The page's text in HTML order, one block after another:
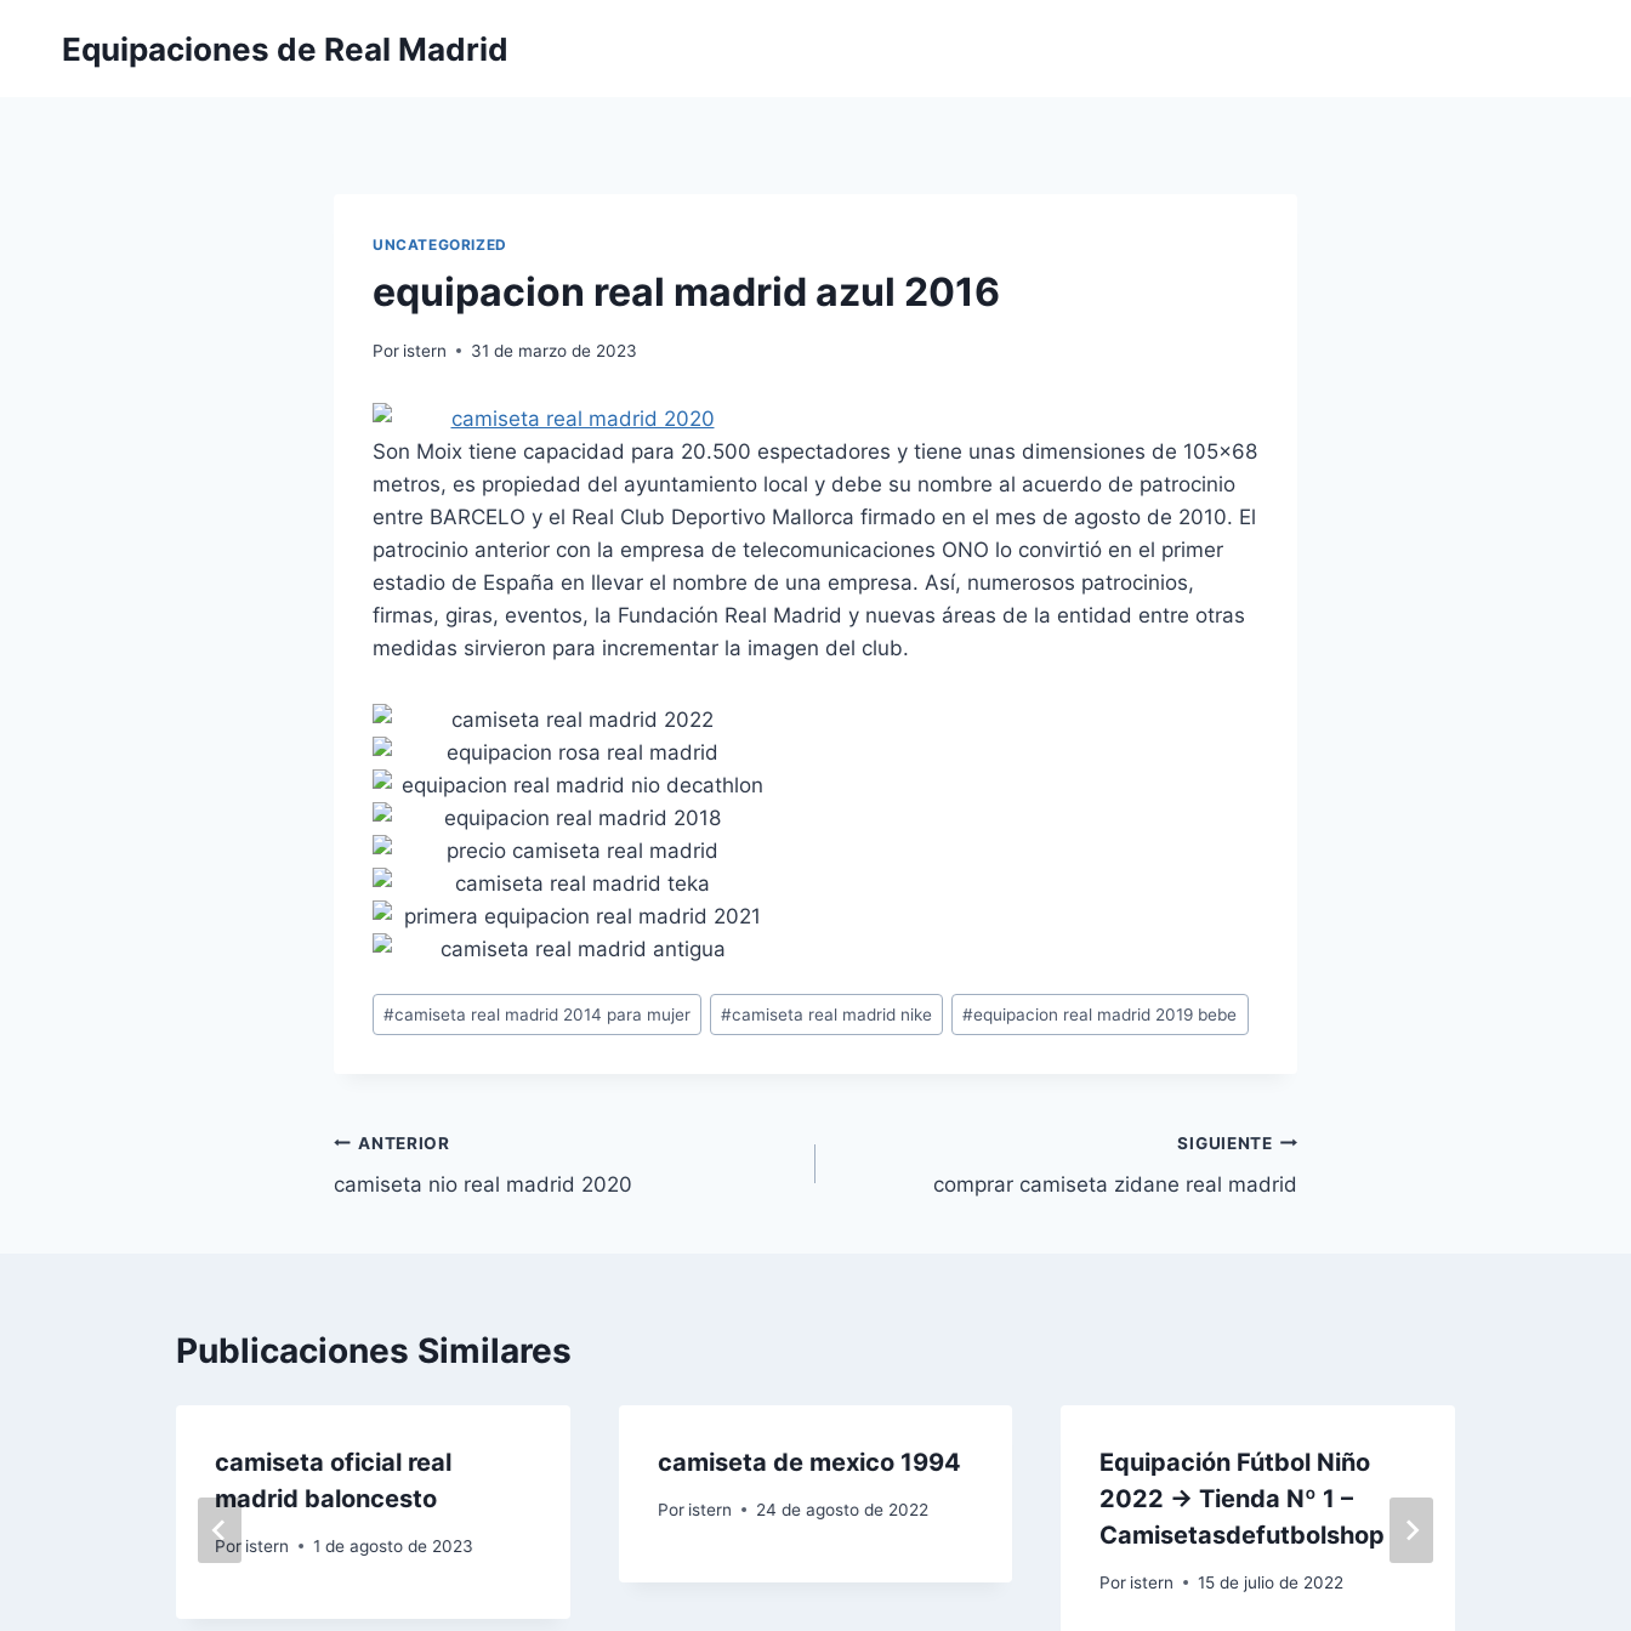
Equipaciones de Real Madrid
UNCATEGORIZED
equipacion real madrid azul 2016
Por istern 31 de marzo de 2023
Son Moix tiene capacidad para 20.500 espectadores y tiene unas dimensiones de 105×68
metros, es propiedad del ayuntamiento local y debe su nombre al acuerdo de patrocinio
entre BARCELO y el Real Club Deportivo Mallorca firmado en el mes de agosto de 2010. El
patrocinio anterior con la empresa de telecomunicaciones ONO lo convirtió en el primer
estadio de España en llevar el nombre de una empresa. Así, numerosos patrocinios,
firmas, giras, eventos, la Fundación Real Madrid y nuevas áreas de la entidad entre otras
medidas sirvieron para incrementar la imagen del club.
Etiquetas
de
#camiseta real madrid 2014 para mujer #camiseta real madrid nike #equipacion real madrid 2019 bebe
Navegación
de
ANTERIOR
camiseta nio real madrid 2020
SIGUIENTE
comprar camiseta zidane real madrid
Publicaciones Similares
camiseta oficial real
madrid baloncesto
Por istern 1 de agosto de 2023
camiseta de mexico 1994
Por istern 24 de agosto de 2022
Equipación Fútbol Niño
2022 → Tienda Nº 1 –
Camisetasdefutbolshop
Por istern 15 de julio de 2022